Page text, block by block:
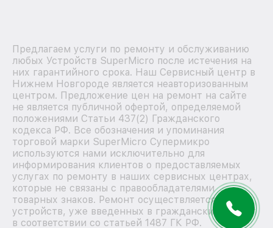
Предлагаем услуги по ремонту и обслуживанию
любых Устройств SuperMicro после истечения на
них гарантийного срока. Наш Сервисный центр в
Нижнем Новгороде является неавторизованным
центром. Предложение цен на ремонт на сайте
не является публичной офертой, определяемой
положениями Статьи 437(2) Гражданского
кодекса РФ. Все обозначения и упоминания
торговой марки SuperMicro Супермикро
используются нами исключительно для
информирования клиентов о предоставляемых
услугах по ремонту в наших сервисных центрах,
которые не связаны с правообладателями
товарных знаков. Ремонт осуществляется для
устройств, уже введенных в гражданский оборот
в соответствии со статьей 1487 ГК РФ.